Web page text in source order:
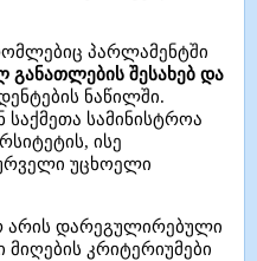
პარლამენტში
შესახებ და
ნაწილში.
სამინისტროა
ისე
უცხოელი
არის დარეგულირებული
კრიტერიუმები